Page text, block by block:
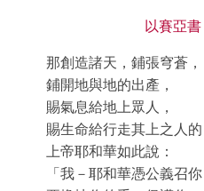
以賽亞
那創造諸天，鋪張穹蒼，
鋪開地與地的出產，
賜氣息給地上眾人，
賜生命給行走其上之人的
上帝耶和華如此說：
「我－耶和華憑公義召你